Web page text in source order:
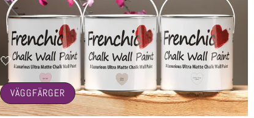
🤍
VÄGGFÄRGER